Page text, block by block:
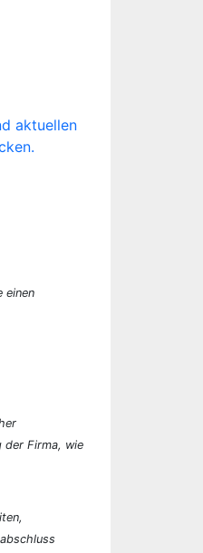
aktuellen
einen
der Firma, wie